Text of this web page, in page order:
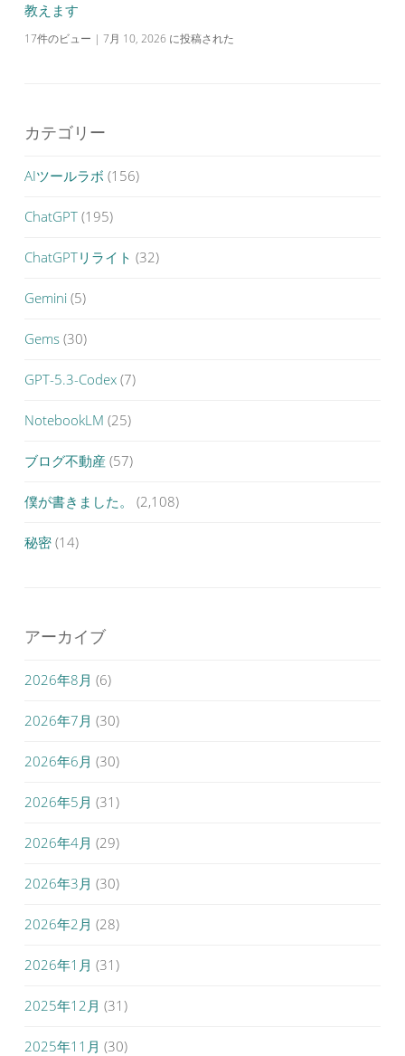
教えます
17件のビュー | 7月 10, 2026 に投稿された
カテゴリー
AIツールラボ (156)
ChatGPT (195)
ChatGPTリライト (32)
Gemini (5)
Gems (30)
GPT-5.3-Codex (7)
NotebookLM (25)
ブログ不動産 (57)
僕が書きました。 (2,108)
秘密 (14)
アーカイブ
2026年8月 (6)
2026年7月 (30)
2026年6月 (30)
2026年5月 (31)
2026年4月 (29)
2026年3月 (30)
2026年2月 (28)
2026年1月 (31)
2025年12月 (31)
2025年11月 (30)